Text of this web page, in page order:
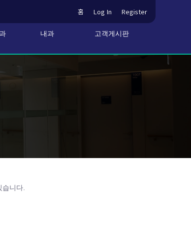
홈 Log In Register
내과 고객게시판
니다.